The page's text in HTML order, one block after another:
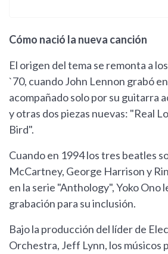
Cómo nació la nueva canción
El origen del tema se remonta a
`70, cuando John Lennon grabó
acompañado solo por su guitarra
y otras dos piezas nuevas: "Real
Bird".
Cuando en 1994 los tres beatles
McCartney, George Harrison y
en la serie "Anthology", Yoko Ono
grabación para su inclusión.
Bajo la producción del líder de
Orchestra, Jeff Lynn, los músicos